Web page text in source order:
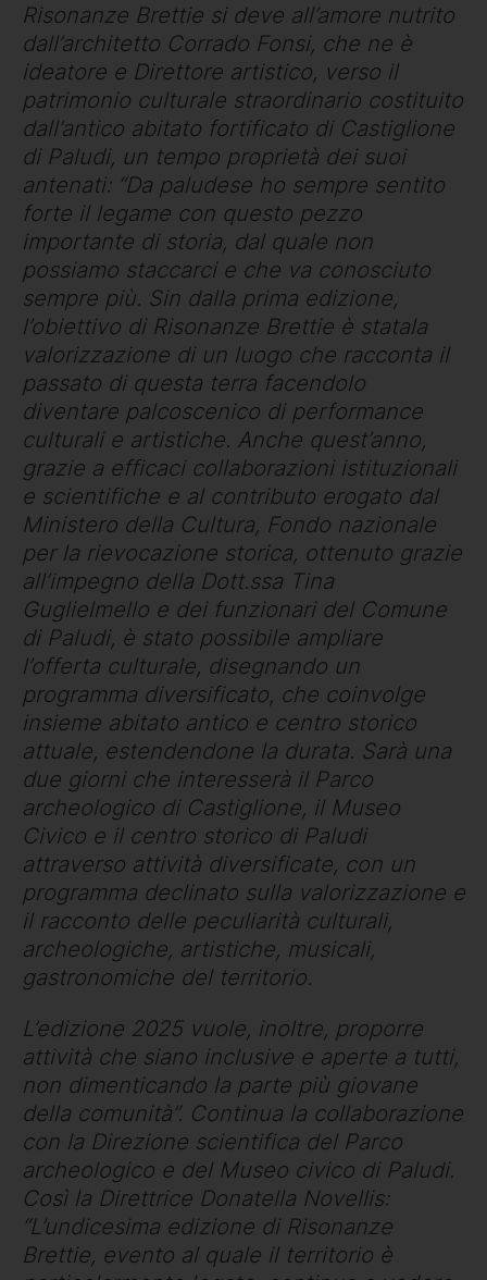
Risonanze Brettie si deve all’amore nutrito
dall’architetto Corrado Fonsi, che ne è
ideatore e Direttore artistico, verso il
patrimonio culturale straordinario costituito
dall’antico abitato fortificato di Castiglione
di Paludi, un tempo proprietà dei suoi
antenati: “Da paludese ho sempre sentito
forte il legame con questo pezzo
importante di storia, dal quale non
possiamo staccarci e che va conosciuto
sempre più. Sin dalla prima edizione,
l’obiettivo di Risonanze Brettie è statala
valorizzazione di un luogo che racconta il
passato di questa terra facendolo
diventare palcoscenico di performance
culturali e artistiche. Anche quest’anno,
grazie a efficaci collaborazioni istituzionali
e scientifiche e al contributo erogato dal
Ministero della Cultura, Fondo nazionale
per la rievocazione storica, ottenuto grazie
all’impegno della Dott.ssa Tina
Guglielmello e dei funzionari del Comune
di Paludi, è stato possibile ampliare
l’offerta culturale, disegnando un
programma diversificato, che coinvolge
insieme abitato antico e centro storico
attuale, estendendone la durata. Sarà una
due giorni che interesserà il Parco
archeologico di Castiglione, il Museo
Civico e il centro storico di Paludi
attraverso attività diversificate, con un
programma declinato sulla valorizzazione e
il racconto delle peculiarità culturali,
archeologiche, artistiche, musicali,
gastronomiche del territorio.
L’edizione 2025 vuole, inoltre, proporre
attività che siano inclusive e aperte a tutti,
non dimenticando la parte più giovane
della comunità”. Continua la collaborazione
con la Direzione scientifica del Parco
archeologico e del Museo civico di Paludi.
Così la Direttrice Donatella Novellis:
“L’undicesima edizione di Risonanze
Brettie, evento al quale il territorio è